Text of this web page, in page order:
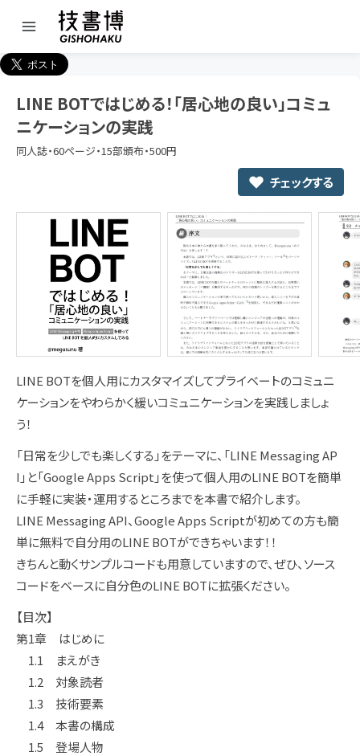
LINE BOTではじめる！「居心地の良い」コミュ
ニケーションの実践
同人誌・60ページ・15部頒布・500円
チェックする
LINE BOTを個人用にカスタマイズしてプライベートのコミュニ
ケーションをやわらかく緩いコミュニケーションを実践しましょ
う！
「日常を少しでも楽しくする」をテーマに、「LINE Messaging AP
I」と「Google Apps Script」を使って個人用のLINE BOTを簡単
に手軽に実装・運用するところまでを本書で紹介します。
LINE Messaging API、Google Apps Scriptが初めての方も簡
単に無料で自分用のLINE BOTができちゃいます！！
きちんと動くサンプルコードも用意していますので、ぜひ、ソース
コードをベースに自分色のLINE BOTに拡張ください。
【目次】
第1章 はじめに
1.1 まえがき
1.2 対象読者
1.3 技術要素
1.4 本書の構成
1.5 登場人物